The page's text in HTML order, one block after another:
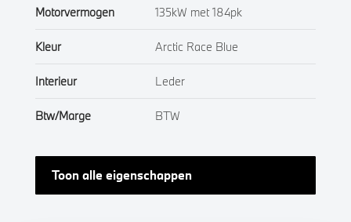
Motorvermogen 135kW met 184pk
Kleur Arctic Race Blue
Interieur Leder
Btw/Marge BTW
Toon alle eigenschappen